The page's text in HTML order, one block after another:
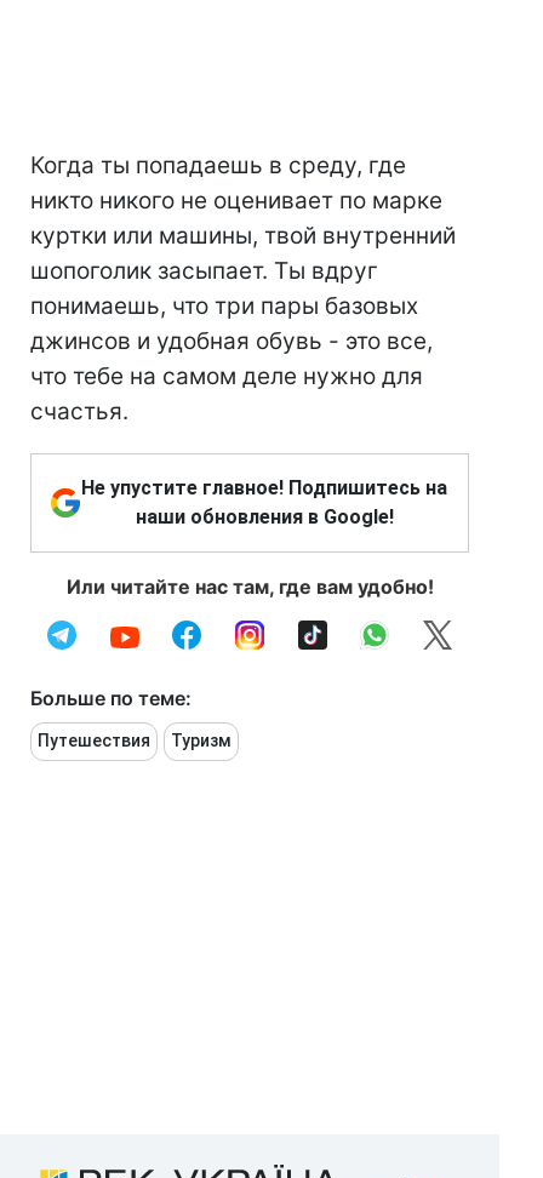
Когда ты попадаешь в среду, где
никто никого не оценивает по марке
куртки или машины, твой внутренний
шопоголик засыпает. Ты вдруг
понимаешь, что три пары базовых
джинсов и удобная обувь - это все,
что тебе на самом деле нужно для
счастья.
Не упустите главное! Подпишитесь на
наши обновления в Google!
Или читайте нас там, где вам удобно!
Больше по теме:
Путешествия Туризм